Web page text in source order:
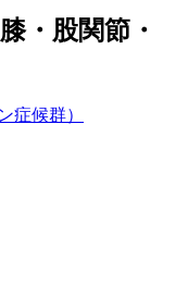
・股関節・
症候群）